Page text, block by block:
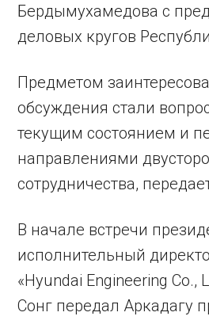
Бердымухамедова с
деловых кругов
Предметом
обсуждения стали
текущим состоянием и
направлениями
сотрудничества,
В начале встречи
исполнительный
«Hyundai Engineering Co.,
Сонг передал Аркадагу